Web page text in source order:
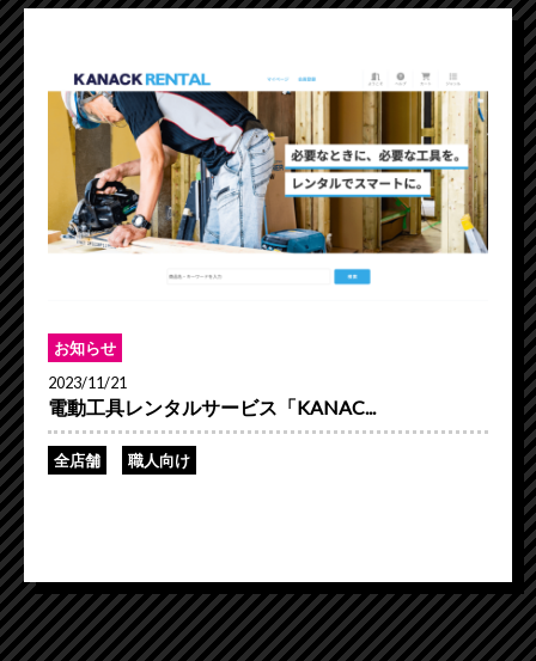
お知らせ
2023/11/21
電動工具レンタルサービス「KANAC...
全店舗 職人向け